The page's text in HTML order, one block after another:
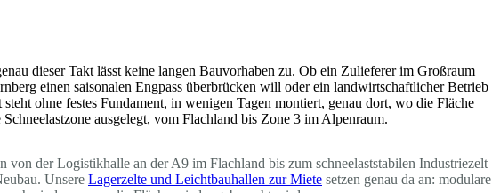
dieser Takt lässt keine langen Bauvorhaben zu. Ob ein Zulieferer im Großraum
einen saisonalen Engpass überbrücken will oder ein landwirtschaftlicher Betrieb
ohne festes Fundament, in wenigen Tagen montiert, genau dort, wo die Fläche
ausgelegt, vom Flachland bis Zone 3 im Alpenraum.
der Logistikhalle an der A9 im Flachland bis zum schneelaststabilen Industriezelt
Unsere Lagerzelte und Leichtbauhallen zur Miete setzen genau da an: modulare